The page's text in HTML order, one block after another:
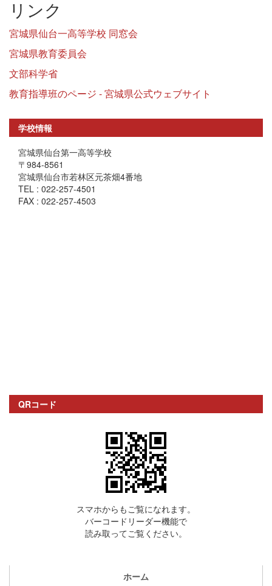
リンク
宮城県仙台一高等学校 同窓会
宮城県教育委員会
文部科学省
教育指導班のページ - 宮城県公式ウェブサイト
学校情報
宮城県仙台第一高等学校
〒984-8561
宮城県仙台市若林区元茶畑4番地
TEL : 022-257-4501
FAX : 022-257-4503
QRコード
スマホからもご覧になれます。
バーコードリーダー機能で
読み取ってご覧ください。
ホーム